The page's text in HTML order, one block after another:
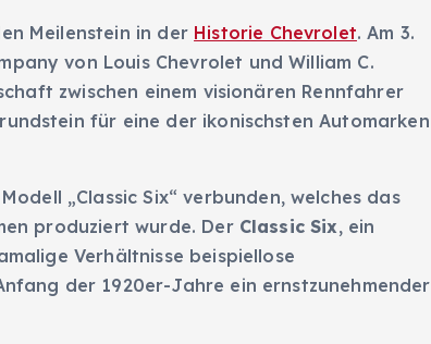
Meilenstein in der Historie Chevrolet. Am 3.
von Louis Chevrolet und William C.
zwischen einem visionären Rennfahrer
für eine der ikonischsten Automarken
„Classic Six“ verbunden, welches das
produziert wurde. Der Classic Six, ein
Verhältnisse beispiellose
der 1920er-Jahre ein ernstzunehmender